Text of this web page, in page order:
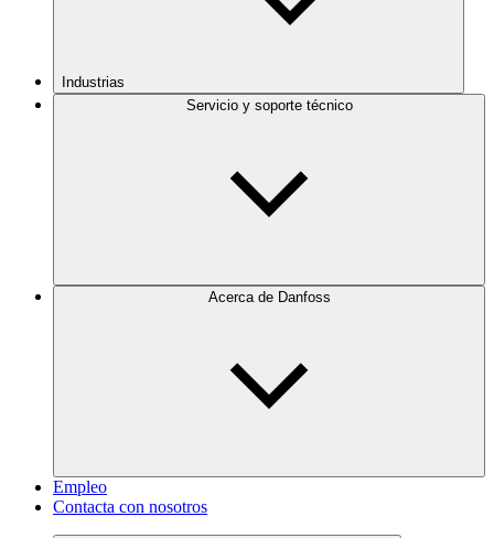
Industrias
Servicio y soporte técnico
Acerca de Danfoss
Empleo
Contacta con nosotros